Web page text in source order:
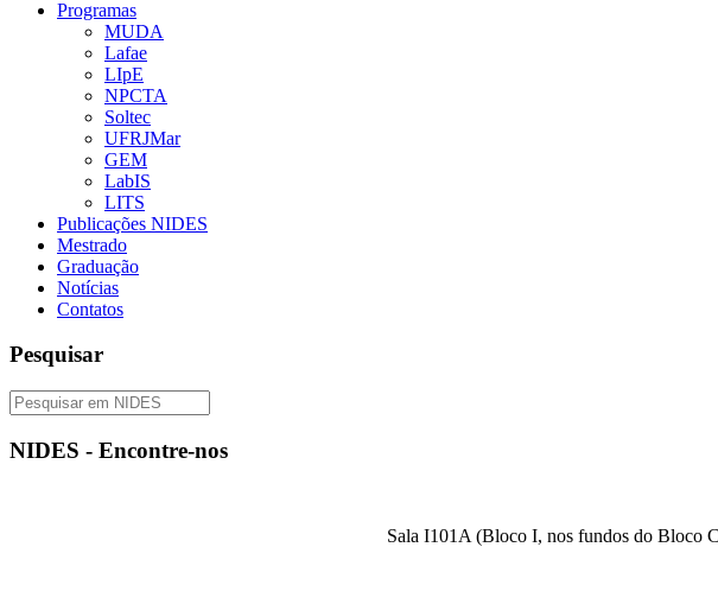
Programas
MUDA
Lafae
LIpE
NPCTA
Soltec
UFRJMar
GEM
LabIS
LITS
Publicações NIDES
Mestrado
Graduação
Notícias
Contatos
Pesquisar
NIDES - Encontre-nos
Sala I101A (Bloco I, nos fundos do Bloco